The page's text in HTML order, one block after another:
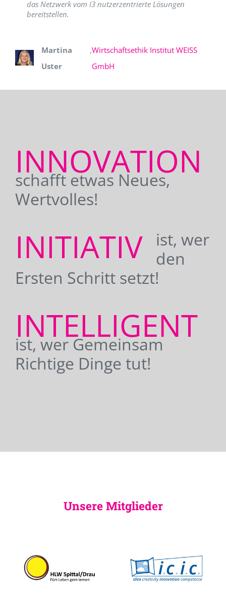
das Netzwerk vom I3 nutzerzentrierte Lösungen
bereitstellen.
Martina
Uster
,Wirtschaftsethik Institut WEISS
GmbH
INNOVATION
schafft etwas Neues,
Wertvolles!
INITIATIV
ist, wer
den
Ersten Schritt setzt!
INTELLIGENT
ist, wer Gemeinsam
Richtige Dinge tut!
Unsere Mitglieder